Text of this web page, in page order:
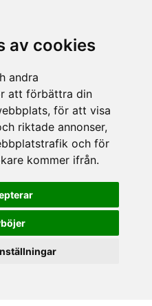
av cookies
andra
att förbättra din
för att visa
riktade annonser,
och för
kommer ifrån.